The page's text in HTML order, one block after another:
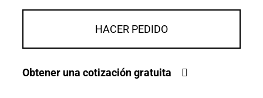
HACER PEDIDO
Obtener una cotización gratuita